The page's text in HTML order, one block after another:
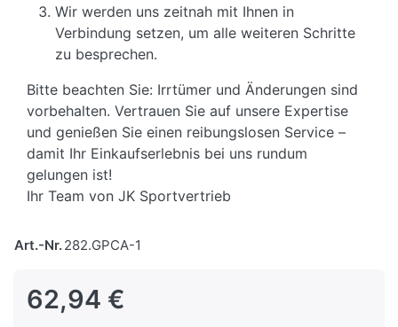
Wir werden uns zeitnah mit Ihnen in
Verbindung setzen, um alle weiteren Schritte
zu besprechen.
Bitte beachten Sie: Irrtümer und Änderungen sind
vorbehalten. Vertrauen Sie auf unsere Expertise
und genießen Sie einen reibungslosen Service –
damit Ihr Einkaufserlebnis bei uns rundum
gelungen ist!
Ihr Team von JK Sportvertrieb
Art.-Nr.282.GPCA-1
62,94 €